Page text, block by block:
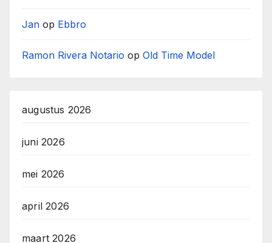
Jan op Ebbro
Ramon Rivera Notario op Old Time Model
augustus 2026
juni 2026
mei 2026
april 2026
maart 2026